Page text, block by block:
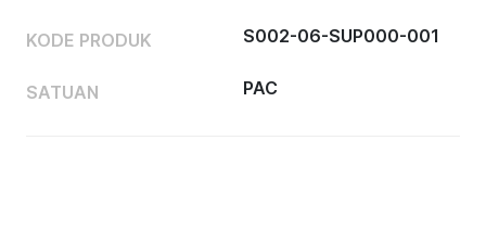
KODE PRODUK S002-06-SUP000-001
SATUAN PAC